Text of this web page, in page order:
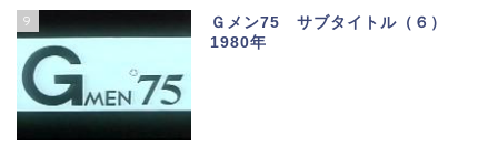
9
Ｇメン75 サブタイトル（６）
1980年